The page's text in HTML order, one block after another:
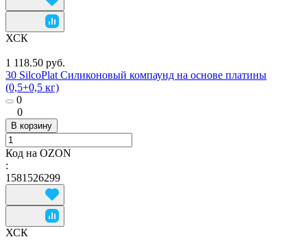
ХСК
1 118.50 руб.
30 SilcoPlat Силиконовый компаунд на основе платины
(0,5+0,5 кг)
0
0
В корзину
Код на OZON
:
1581526299
ХСК